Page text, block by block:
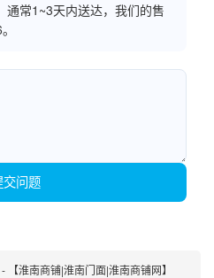
通常1~3天内送达，我们的售
交问题
【淮南商铺|淮南门面|淮南商铺网】